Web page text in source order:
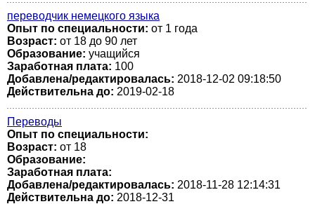
переводчик немецкого языка
Опыт по специальности: от 1 года
Возраст: от 18 до 90 лет
Образование: учащийся
Заработная плата: 100
Добавлена/редактировалась: 2018-12-02 09:18:50
Действительна до: 2019-02-18
Переводы
Опыт по специальности:
Возраст: от 18
Образование:
Заработная плата:
Добавлена/редактировалась: 2018-11-28 12:14:31
Действительна до: 2018-12-31